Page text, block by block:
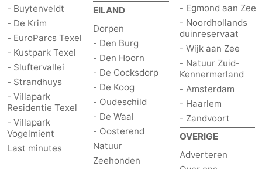
- Buytenveldt
- De Krim
- EuroParcs Texel
- Kustpark Texel
- Sluftervallei
- Strandhuys
- Villapark
Residentie Texel
- Villapark
Vogelmient
Last minutes
EILAND
Dorpen
- Den Burg
- Den Hoorn
- De Cocksdorp
- De Koog
- Oudeschild
- De Waal
- Oosterend
Natuur
Zeehonden
- Egmond aan Zee
- Noordhollands
duinreservaat
- Wijk aan Zee
- Natuur Zuid-
Kennermerland
- Amsterdam
- Haarlem
- Zandvoort
OVERIGE
Adverteren